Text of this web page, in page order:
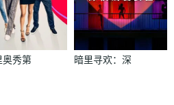
奥秀第
暗里寻欢：深